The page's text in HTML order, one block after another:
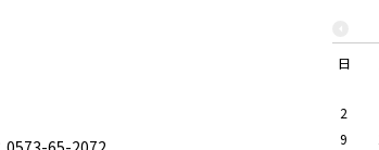
日
2
9